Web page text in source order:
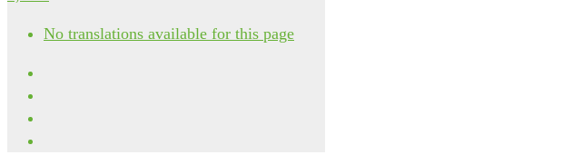
No translations available for this page